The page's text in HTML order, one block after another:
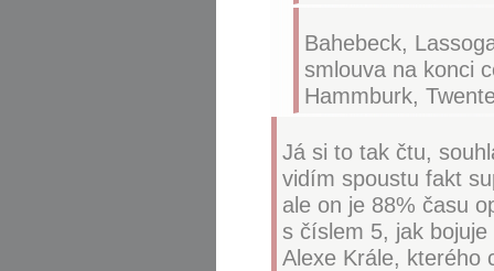
Bahebeck,
smlouva na konci
Hammburk,
Já si to tak čtu,
vidím spoustu fakt
ale on je 88% času
s číslem 5, jak
Alexe Krále, kterého